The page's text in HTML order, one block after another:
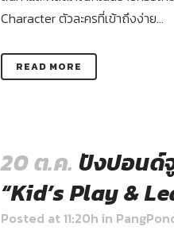
Character ตัวละครที่เข้าถึงง่าย...
READ MORE
20 ต.ค. ปังปอนด์
“Kid’s Play &
Posted at 11:20h in